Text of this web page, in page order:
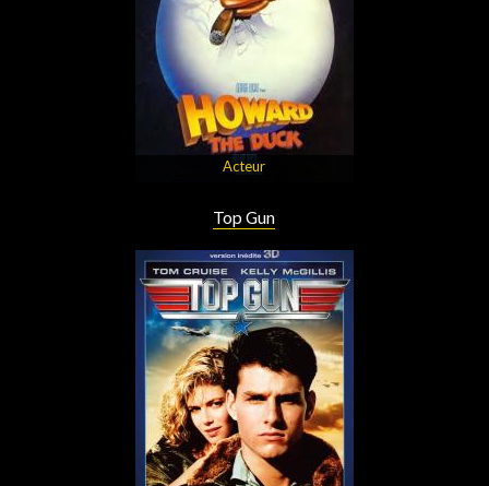
Acteur
Top Gun